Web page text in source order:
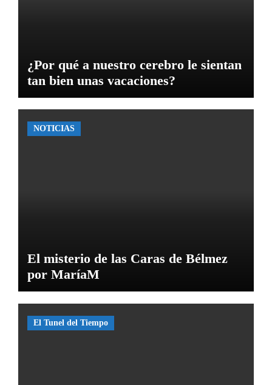
¿Por qué a nuestro cerebro le sientan
tan bien unas vacaciones?
NOTICIAS
El misterio de las Caras de Bélmez
por MaríaM
El Tunel del Tiempo